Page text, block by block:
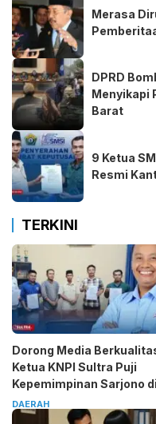
Merasa
DPRD
Menyikapi
Barat
9 Ketua
Resmi
TERKINI
Dorong Media
Ketua KNPI Sultra Puji
Kepemimpinan Sarjono di
SMSI
DAERAH